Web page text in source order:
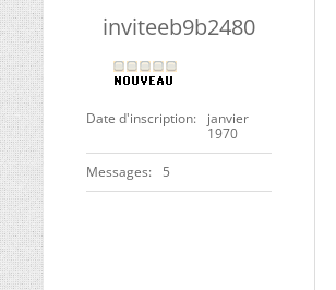
inviteeb9b2480
Date d'inscription
janvier
1970
Messages 5